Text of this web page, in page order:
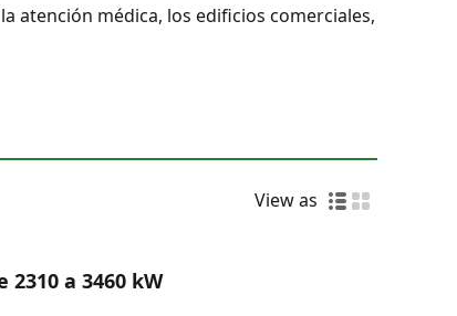
atención médica, los edificios comerciales,
View as
a 3460 kW